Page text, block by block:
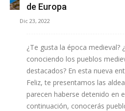
de Europa
Dic 23, 2022
¿Te gusta la época medieval?
conociendo los pueblos
destacados? En esta nueva
Feliz, te presentamos las
parecen haberse detenido en
continuación, conocerás